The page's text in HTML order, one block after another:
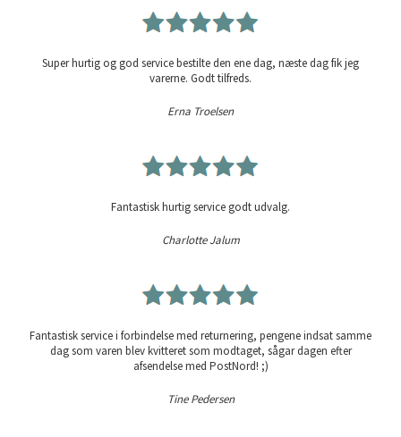
Super hurtig og god service bestilte den ene dag, næste dag fik jeg
varerne. Godt tilfreds.
Erna Troelsen
Fantastisk hurtig service godt udvalg.
Charlotte Jalum
Fantastisk service i forbindelse med returnering, pengene indsat samme
dag som varen blev kvitteret som modtaget, sågar dagen efter
afsendelse med PostNord! ;)
Tine Pedersen